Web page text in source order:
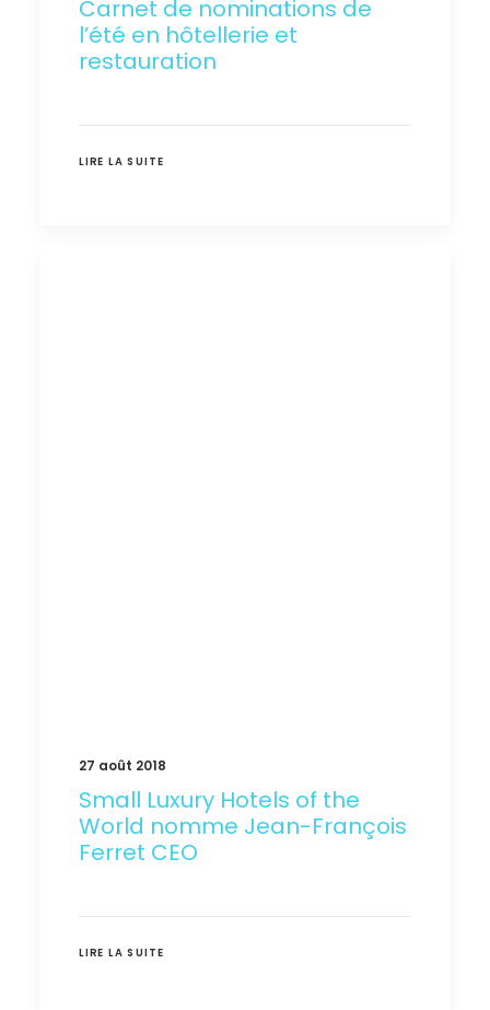
Carnet de nominations de
l’été en hôtellerie et
restauration
LIRE LA SUITE
27 août 2018
Small Luxury Hotels of the
World nomme Jean-François
Ferret CEO
LIRE LA SUITE